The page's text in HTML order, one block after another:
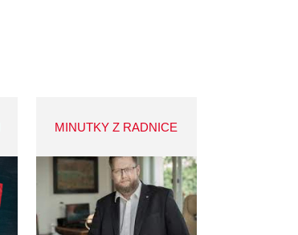
MINUTKY Z RADNICE